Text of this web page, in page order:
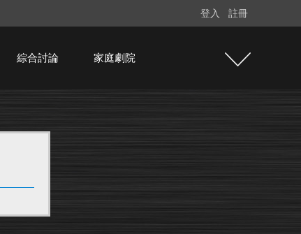
登入 註冊
綜合討論 家庭劇院